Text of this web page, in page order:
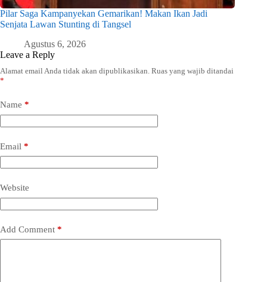
Pilar Saga Kampanyekan Gemarikan! Makan Ikan Jadi
Senjata Lawan Stunting di Tangsel
Agustus 6, 2026
Leave a Reply
Alamat email Anda tidak akan dipublikasikan. Ruas yang wajib ditandai
*
Name *
Email *
Website
Add Comment *